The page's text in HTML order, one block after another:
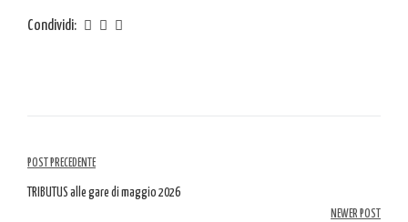
Condividi:
Navigazione
tra
POST PRECEDENTE
TRIBUTUS alle gare di maggio 2026
NEWER POST